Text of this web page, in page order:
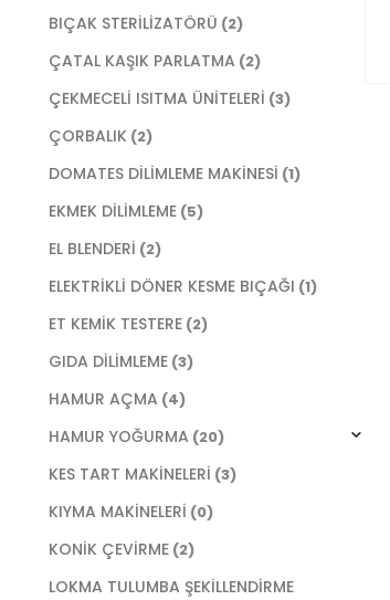
BIÇAK STERİLİZATÖRÜ (2)
ÇATAL KAŞIK PARLATMA (2)
ÇEKMECELİ ISITMA ÜNİTELERİ (3)
ÇORBALIK (2)
DOMATES DİLİMLEME MAKİNESİ (1)
EKMEK DİLİMLEME (5)
EL BLENDERİ (2)
ELEKTRİKLİ DÖNER KESME BIÇAĞI (1)
ET KEMİK TESTERE (2)
GIDA DİLİMLEME (3)
HAMUR AÇMA (4)
HAMUR YOĞURMA (20)
KES TART MAKİNELERİ (3)
KIYMA MAKİNELERİ (0)
KONİK ÇEVİRME (2)
LOKMA TULUMBA ŞEKİLLENDİRME